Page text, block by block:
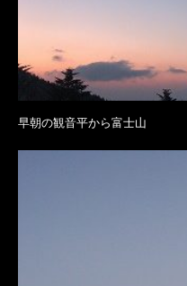
早朝の観音平から富士山